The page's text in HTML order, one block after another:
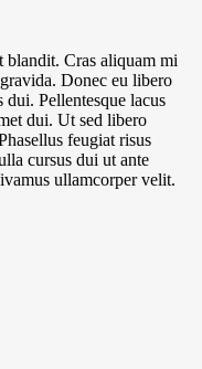
blandit. Cras aliquam mi
Donec eu libero
Pellentesque lacus
dui. Ut sed libero
feugiat risus
cursus dui ut ante
ullamcorper velit.